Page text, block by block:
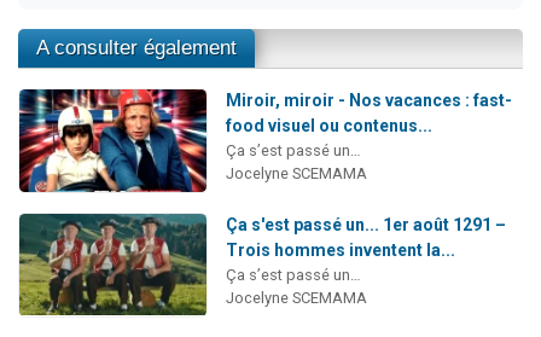
A consulter également
Miroir, miroir - Nos vacances : fast-
food visuel ou contenus...
Ça s’est passé un…
Jocelyne SCEMAMA
Ça s'est passé un... 1er août 1291 –
Trois hommes inventent la...
Ça s’est passé un…
Jocelyne SCEMAMA